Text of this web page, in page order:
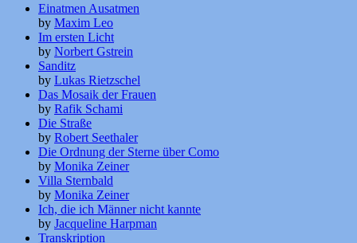
Einatmen Ausatmen
by Maxim Leo
Im ersten Licht
by Norbert Gstrein
Sanditz
by Lukas Rietzschel
Das Mosaik der Frauen
by Rafik Schami
Die Straße
by Robert Seethaler
Die Ordnung der Sterne über Como
by Monika Zeiner
Villa Sternbald
by Monika Zeiner
Ich, die ich Männer nicht kannte
by Jacqueline Harpman
Transkription